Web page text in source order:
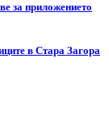
за приложението
в Стара Загора